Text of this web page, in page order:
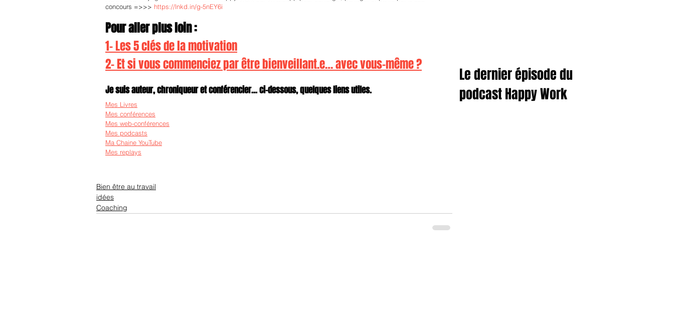
concours =>>> https://lnkd.in/g-5nEY6i
Pour aller plus loin :
1- Les 5 clés de la motivation
2- Et si vous commenciez par être bienveillant.e… avec vous-même ?
Je suis auteur, chroniqueur et conférencier... ci-dessous, quelques liens utiles.
Mes Livres
Mes conférences
Mes web-conférences
Mes podcasts
Ma Chaine YouTube
Mes replays
Bien être au travail
idées
Coaching
Le dernier épisode du
podcast Happy Work